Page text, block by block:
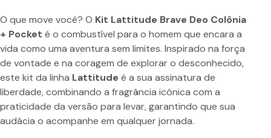
O que move você? O Kit Lattitude Brave Deo Colônia
+ Pocket é o combustível para o homem que encara a
vida como uma aventura sem limites. Inspirado na força
de vontade e na coragem de explorar o desconhecido,
este kit da linha Lattitude é a sua assinatura de
liberdade, combinando a fragrância icônica com a
praticidade da versão para levar, garantindo que sua
audácia o acompanhe em qualquer jornada.